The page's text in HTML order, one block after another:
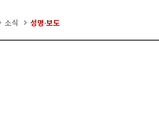
소식 성명·보도